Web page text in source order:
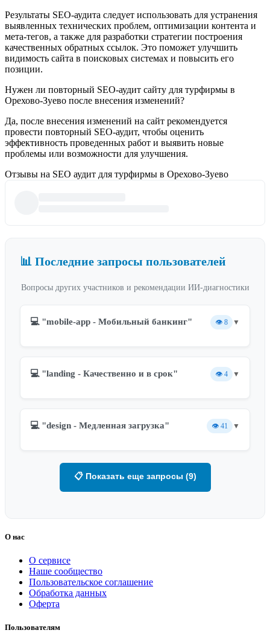
Результаты SEO-аудита следует использовать для устранения
выявленных технических проблем, оптимизации контента и
мета-тегов, а также для разработки стратегии построения
качественных обратных ссылок. Это поможет улучшить
видимость сайта в поисковых системах и повысить его
позиции.
Нужен ли повторный SEO-аудит сайту для турфирмы в
Орехово-Зуево после внесения изменений?
Да, после внесения изменений на сайт рекомендуется
провести повторный SEO-аудит, чтобы оценить
эффективность проведенных работ и выявить новые
проблемы или возможности для улучшения.
Отзывы на SEO аудит для турфирмы в Орехово-Зуево
📊 Последние запросы пользователей
Вопросы других участников и рекомендации ИИ-диагностики
💻 "mobile-app - Мобильный банкинг" 👁️ 8 ▼
💻 "landing - Качественно и в срок" 👁️ 4 ▼
💻 "design - Медленная загрузка" 👁️ 41 ▼
📋 Показать еще запросы (9)
О нас
О сервисе
Наше сообщество
Пользовательское соглашение
Обработка данных
Оферта
Пользователям